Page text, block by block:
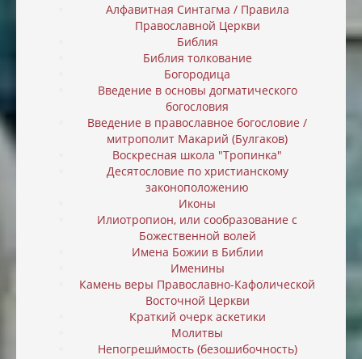
Алфавитная Синтагма / Правила
Православной Церкви
Библия
Библия толкование
Богородица
Введение в основы догматического
богословия
Введение в православное богословие /
митрополит Макарий (Булгаков)
Воскресная школа "Тропинка"
Десятословие по христианскому
законоположению
Иконы
Илиотропион, или cообразование с
Божественной волей
Имена Божии в Библии
Именины
Камень веры Православно-Кафолической
Восточной Церкви
Краткий очерк аскетики
Молитвы
Непогреши́мость (безошибочность)